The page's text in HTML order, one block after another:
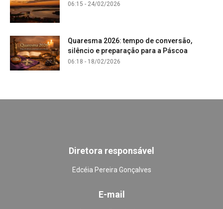
06:15 - 24/02/2026
Quaresma 2026: tempo de conversão,
silêncio e preparação para a Páscoa
06:18 - 18/02/2026
Diretora responsável
Edcéia Pereira Gonçalves
E-mail